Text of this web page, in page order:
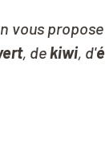
vous
, de kiwi, d'